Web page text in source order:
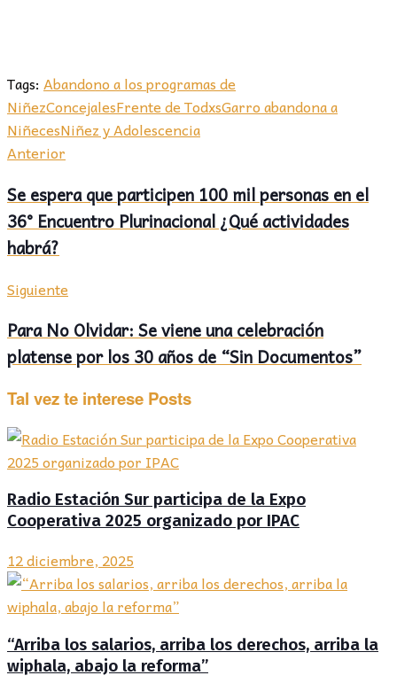
Tags: Abandono a los programas de
NiñezConcejalesFrente de TodxsGarro abandona a
NiñecesNiñez y Adolescencia
Anterior
Se espera que participen 100 mil personas en el
36° Encuentro Plurinacional ¿Qué actividades
habrá?
Siguiente
Para No Olvidar: Se viene una celebración
platense por los 30 años de “Sin Documentos”
Tal vez te interese Posts
Radio Estación Sur participa de la Expo
Cooperativa 2025 organizado por IPAC
12 diciembre, 2025
“Arriba los salarios, arriba los derechos, arriba la
wiphala, abajo la reforma”